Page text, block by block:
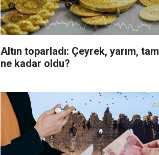
Altın toparladı: Çeyrek, yarım, tam
ne kadar oldu?